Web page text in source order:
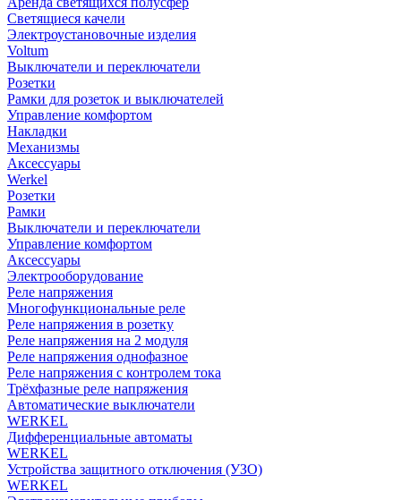
Светящиеся качели
Электроустановочные изделия
Voltum
Выключатели и переключатели
Розетки
Рамки для розеток и выключателей
Управление комфортом
Накладки
Механизмы
Аксессуары
Werkel
Розетки
Рамки
Выключатели и переключатели
Управление комфортом
Аксессуары
Электрооборудование
Реле напряжения
Многофункциональные реле
Реле напряжения в розетку
Реле напряжения на 2 модуля
Реле напряжения однофазное
Реле напряжения с контролем тока
Трёхфазные реле напряжения
Автоматические выключатели
WERKEL
Дифференциальные автоматы
WERKEL
Устройства защитного отключения (УЗО)
WERKEL